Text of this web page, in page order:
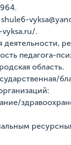
.
деятельности,
педагога-
область.